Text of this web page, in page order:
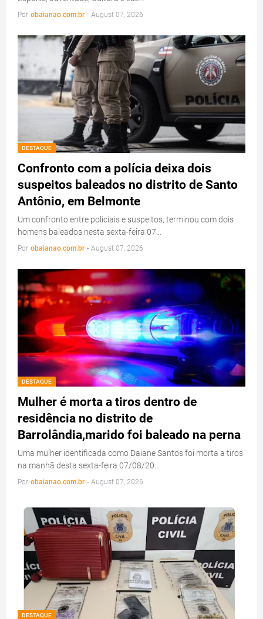
Por obaianao.com.br - August 07, 2026
DESTAQUE
Confronto com a polícia deixa dois
suspeitos baleados no distrito de Santo
Antônio, em Belmonte
Um confronto entre policiais e suspeitos, terminou com dois
homens baleados nesta sexta-feira 07…
Por obaianao.com.br - August 07, 2026
DESTAQUE
Mulher é morta a tiros dentro de
residência no distrito de
Barrolândia,marido foi baleado na perna
Uma mulher identificada como Daiane Santos foi morta a tiros
na manhã desta sexta-feira 07/08/20…
Por obaianao.com.br - August 07, 2026
DESTAQUE